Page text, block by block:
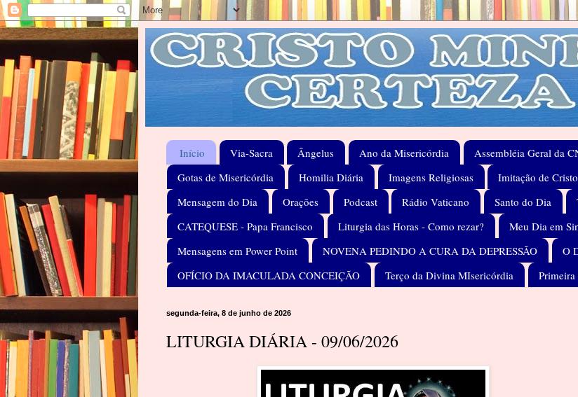
Início Via-Sacra Ângelus Ano da Misericórdia Assembléia Geral da
Gotas de Misericórdia
Homilia Diária Imagens Religiosas Imitação de Cristo
Mensagem do Dia
Orações Podcast Rádio Vaticano Santo do Dia
CATEQUESE - Papa Francisco
Liturgia das Horas - Como rezar?
Meu Dia em
Mensagens em Power Point
NOVENA PEDINDO A CURA DA DEPRESSÃO
O
OFÍCIO DA IMACULADA CONCEIÇÃO
Terço da Divina MIsericórdia
segunda-feira, 8 de junho de 2026
LITURGIA DIÁRIA - 09/06/2026